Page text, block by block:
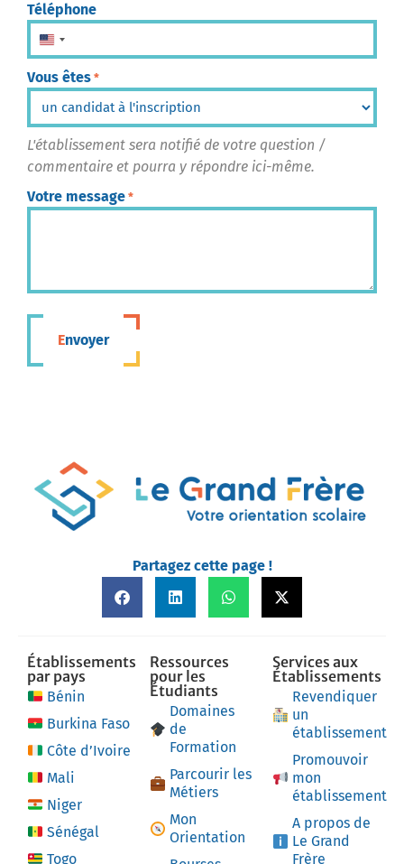
Téléphone
États-Unis +1
Vous êtes *
L'établissement sera notifié de votre question /
commentaire et pourra y répondre ici-même.
Votre message *
Envoyer
Partagez cette page !
Établissements
par pays
Bénin
Burkina Faso
Côte d’Ivoire
Mali
Niger
Sénégal
Togo
Ressources
pour les
Étudiants
Domaines
de
Formation
Parcourir les
Métiers
Mon
Orientation
Services aux
Établissements
Revendiquer
un
établissement
Promouvoir
mon
établissement
A propos de
Le Grand
Frère